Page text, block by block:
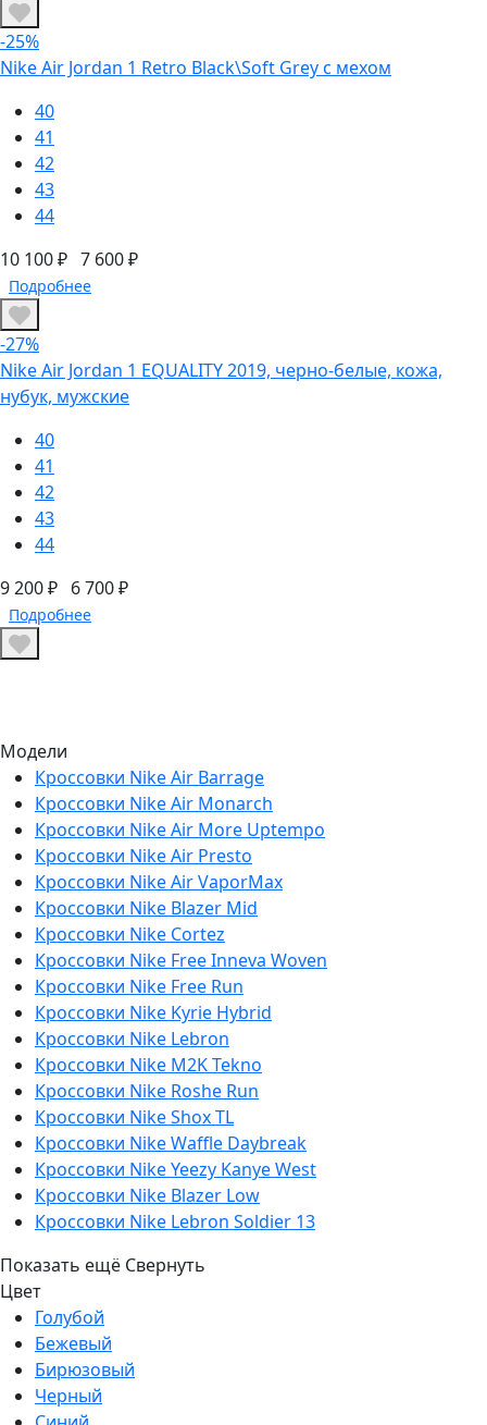
-25%
Nike Air Jordan 1 Retro Black\Soft Grey с мехом
40
41
42
43
44
10 100 ₽ 7 600 ₽
Подробнее
-27%
Nike Air Jordan 1 EQUALITY 2019, черно-белые, кожа,
нубук, мужские
40
41
42
43
44
9 200 ₽ 6 700 ₽
Подробнее
Модели
Кроссовки Nike Air Barrage
Кроссовки Nike Air Monarch
Кроссовки Nike Air More Uptempo
Кроссовки Nike Air Presto
Кроссовки Nike Air VaporMax
Кроссовки Nike Blazer Mid
Кроссовки Nike Cortez
Кроссовки Nike Free Inneva Woven
Кроссовки Nike Free Run
Кроссовки Nike Kyrie Hybrid
Кроссовки Nike Lebron
Кроссовки Nike M2K Tekno
Кроссовки Nike Roshe Run
Кроссовки Nike Shox TL
Кроссовки Nike Waffle Daybreak
Кроссовки Nike Yeezy Kanye West
Кроссовки Nike Blazer Low
Кроссовки Nike Lebron Soldier 13
Показать ещё Свернуть
Цвет
Голубой
Бежевый
Бирюзовый
Черный